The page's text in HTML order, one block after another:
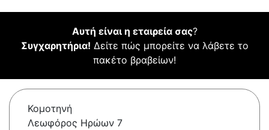
Αυτή είναι η εταιρεία σας?
Συγχαρητήρια! Δείτε πώς μπορείτε να λάβετε το
πακέτο βραβείων!
Κομοτηνή
Λεωφόρος Ηρώων 7